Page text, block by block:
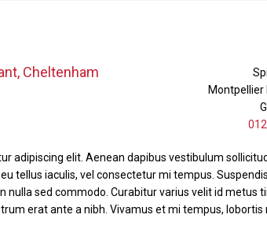
Cheltenham
Montpellier
adipiscing elit. Aenean dapibus vestibulum
tellus iaculis, vel consectetur mi tempus.
nulla sed commodo. Curabitur varius velit id
erat ante a nibh. Vivamus et mi tempus,